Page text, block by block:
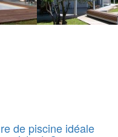
de piscine idéale